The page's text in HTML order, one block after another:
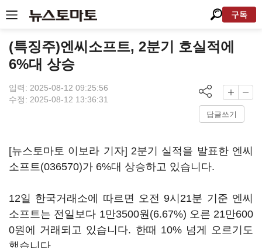
구독
(특징주)엔씨소프트, 2분기 호실적에
6%대 상승
입력: 2025-08-12 09:25:56
수정: 2025-08-12 13:36:31
답글쓰기
[뉴스토마토 이보라 기자] 2분기 실적을 발표한 엔씨
소프트(036570)가 6%대 상승하고 있습니다.
12일 한국거래소에 따르면 오전 9시21분 기준 엔씨
소프트는 전일보다 1만3500원(6.67%) 오른 21만600
0원에 거래되고 있습니다. 한때 10% 넘게 오르기도
했습니다.